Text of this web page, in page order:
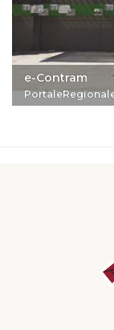
e-Contram